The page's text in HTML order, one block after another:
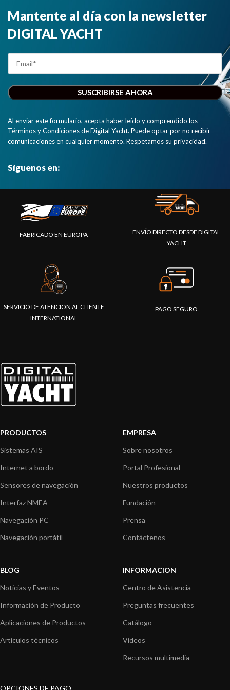
cualquier
móvil en un
estado y la
situación de
2000 en
una página
web clara y
de
Mantente al día con la newsletter
DIGITAL YACHT
Al enviar este formulario, acepta haber leído y comprendido los
Términos y Condiciones de Digital Yacht. Puede optar por no recibir
comunicaciones en cualquier momento. Respetamos su privacidad.
Síguenos en:
FABRICADO EN EUROPA
ENVÍO DIRECTO DESDE DIGITAL
YACHT
SERVICIO DE ATENCION AL CLIENTE
INTERNATIONAL
PAGO SEGURO
PRODUCTOS
Sistemas AIS
Internet a bordo
Sensores de navegación
Interfaz NMEA
Navegación PC
Navegación portátil
EMPRESA
Sobre nosotros
Portal Profesional
Nuestros productos
Fundación
Prensa
Contáctenos
BLOG
Noticias y Eventos
Información de Producto
Aplicaciones de Productos
Artículos técnicos
INFORMACION
Centro de Asistencia
Preguntas frecuentes
Catálogo
Vídeos
Recursos multimedia
OPCIONES DE PAGO